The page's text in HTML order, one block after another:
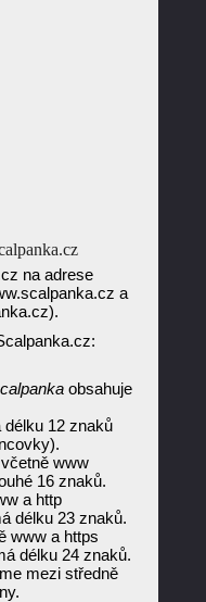
na adrese
a
obsahuje
12 znaků
www
16 znaků.
a http
délku 23 znaků.
www a https
délku 24 znaků.
mezi středně